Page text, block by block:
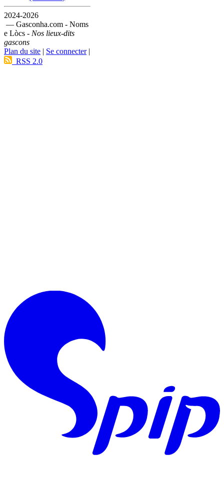
2024-2026
— Gasconha.com - Noms
e Lòcs - Nos lieux-dits
gascons
Plan du site | Se connecter|
RSS 2.0